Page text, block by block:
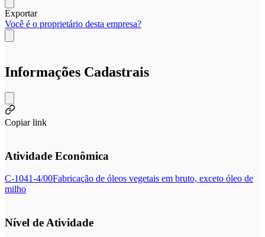
Exportar
Você é o proprietário desta empresa?
Informações Cadastrais
Copiar link
Atividade Econômica
C-1041-4/00Fabricação de óleos vegetais em bruto, exceto óleo de
milho
Nível de Atividade